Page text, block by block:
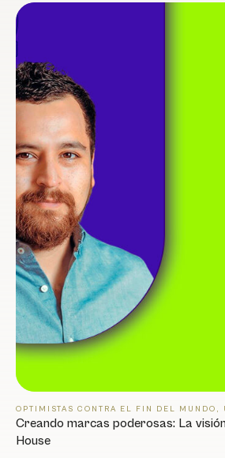
OPTIMISTAS CONTRA EL FIN DEL MUNDO ,
Creando marcas poderosas: La
House